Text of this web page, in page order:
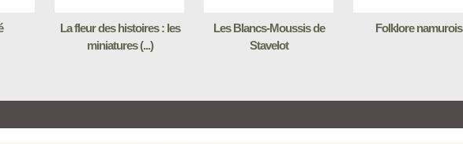
La fleur des histoires : les
miniatures (...)
Les Blancs-Moussis de
Stavelot
Folklore namurois